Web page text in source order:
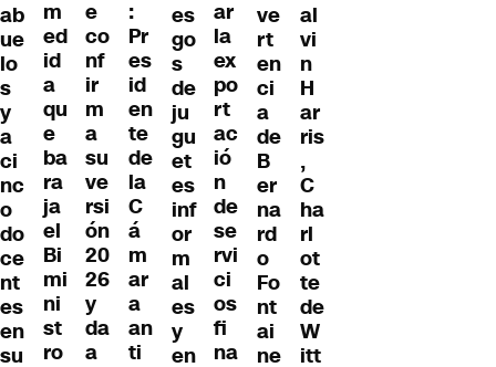
ab
ue
lo
s
y
a
ci
nc
o
do
ce
nt
es
en
su
m
ed
id
a
qu
e
ba
ra
ja
el
Bi
mi
ni
st
ro
e
co
nf
ir
m
a
su
ve
rsi
ón
20
26
y
da
a
:
Pr
es
id
en
te
de
la
C
á
m
ar
a
an
ti
es
go
s
de
ju
gu
et
es
inf
or
m
al
es
y
en
ar
la
ex
po
rt
ac
ió
n
de
se
rvi
ci
os
fi
na
ve
rt
en
ci
a
de
B
er
na
rd
o
Fo
nt
ai
ne
al
vi
n
H
ar
ris
,
C
ha
rl
ot
te
de
W
itt